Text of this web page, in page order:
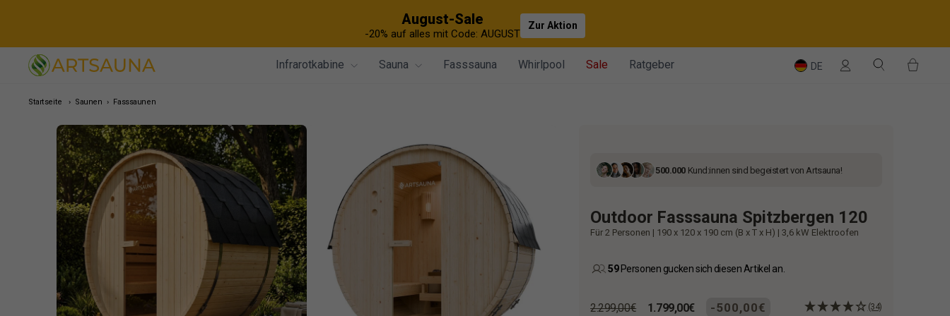
August-Sale
-20% auf alles mit Code: AUGUST
Zur Aktion
Infrarotkabine Sauna Fasssauna Whirlpool Sale Ratgeber DE EinloggenSuche
Startseite › Saunen › Fasssaunen
500.000 Kund:innen sind begeistert von Artsauna!
Outdoor Fasssauna Spitzbergen 120
Für 2 Personen | 190 x 120 x 190 cm (B x T x H) | 3,6 kW Elektroofen
59Personen gucken sich diesen Artikel an.
Normaler
2.299,00€ Sonderpreis
1.799,00€ -500,00€ (34)